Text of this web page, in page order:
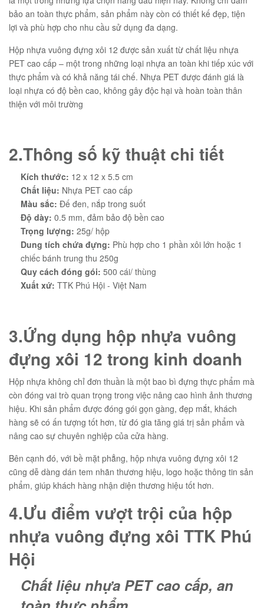
bảo an toàn thực phẩm, sản phẩm này còn có thiết kế đẹp, tiện
lợi và phù hợp cho nhu cầu sử dụng đa dạng.
Hộp nhựa vuông đựng xôi 12 được sản xuất từ chất liệu nhựa
PET cao cấp – một trong những loại nhựa an toàn khi tiếp xúc với
thực phẩm và có khả năng tái chế. Nhựa PET được đánh giá là
loại nhựa có độ bền cao, không gây độc hại và hoàn toàn thân
thiện với môi trường
2.Thông số kỹ thuật chi tiết
Kích thước: 12 x 12 x 5.5 cm
Chất liệu: Nhựa PET cao cấp
Màu sắc: Đế đen, nắp trong suốt
Độ dày: 0.5 mm, đảm bảo độ bền cao
Trọng lượng: 25g/ hộp
Dung tích chứa đựng: Phù hợp cho 1 phần xôi lớn hoặc 1
chiếc bánh trung thu 250g
Quy cách đóng gói: 500 cái/ thùng
Xuất xứ: TTK Phú Hội - Việt Nam
3.Ứng dụng hộp nhựa vuông
đựng xôi 12 trong kinh doanh
Hộp nhựa không chỉ đơn thuần là một bao bì đựng thực phẩm mà
còn đóng vai trò quan trọng trong việc nâng cao hình ảnh thương
hiệu. Khi sản phẩm được đóng gói gọn gàng, đẹp mắt, khách
hàng sẽ có ấn tượng tốt hơn, từ đó gia tăng giá trị sản phẩm và
nâng cao sự chuyên nghiệp của cửa hàng.
Bên cạnh đó, với bề mặt phẳng, hộp nhựa vuông đựng xôi 12
cũng dễ dàng dán tem nhãn thương hiệu, logo hoặc thông tin sản
phẩm, giúp khách hàng nhận diện thương hiệu tốt hơn.
4.Ưu điểm vượt trội của hộp
nhựa vuông đựng xôi TTK Phú
Hội
Chất liệu nhựa PET cao cấp, an